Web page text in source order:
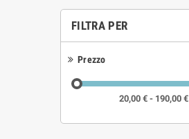
FILTRA PER
Prezzo
20,00 € - 190,00 €